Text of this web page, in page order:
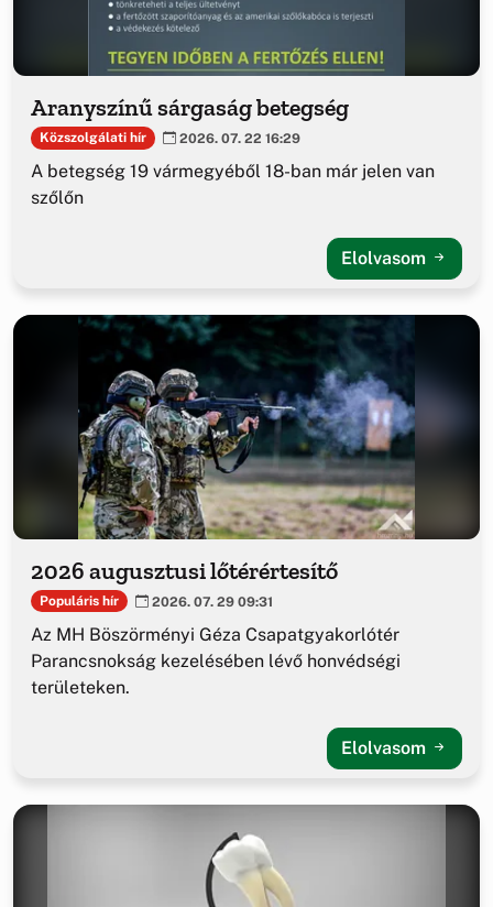
Aranyszínű sárgaság betegség
Közszolgálati hír 2026. 07. 22 16:29
A betegség 19 vármegyéből 18-ban már jelen van
szőlőn
Elolvasom
2026 augusztusi lőtérértesítő
Populáris hír 2026. 07. 29 09:31
Az MH Böszörményi Géza Csapatgyakorlótér
Parancsnokság kezelésében lévő honvédségi
területeken.
Elolvasom